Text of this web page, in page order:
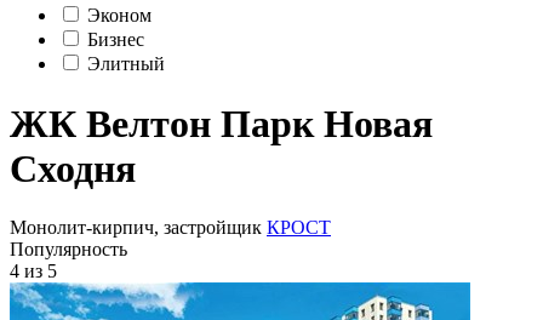
Эконом
Бизнес
Элитный
ЖК Велтон Парк Новая
Сходня
Монолит-кирпич, застройщик КРОСТ
Популярность
4 из 5